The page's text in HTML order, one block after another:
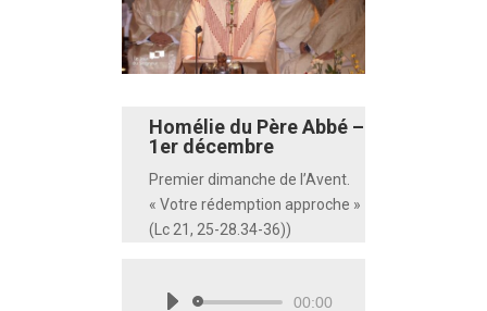
Homélie du Père Abbé –
1er décembre
Premier dimanche de l’Avent.
« Votre rédemption approche »
(Lc 21, 25-28.34-36))
Lecteur00:00